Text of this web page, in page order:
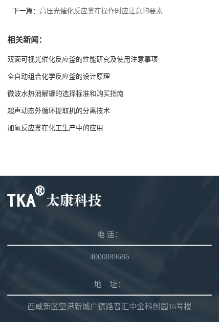
下一篇： 高压光催化反应釜在操作时应注意的要素
相关新闻：
双面可视光催化反应釜的性能研究及使用注意事项
全自动组合化学反应釜的设计原理
微波水热消解罐的选择标准和购买指南
超声动态外循环提取机的分离技术
加氢反应釜在化工生产中的应用
电 话：
4000889686
地 址：
西咸新区空港新城广德路普汇中金科创园16号楼